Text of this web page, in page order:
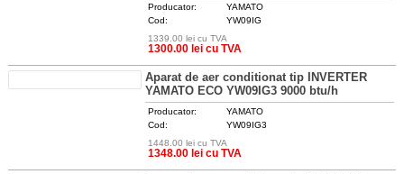
Producator:
YAMATO
Cod:
YW09IG
1339.00 lei cu TVA
1300.00 lei cu TVA
Aparat de aer conditionat tip INVERTER
YAMATO ECO YW09IG3 9000 btu/h
Producator:
YAMATO
Cod:
YW09IG3
1448.00 lei cu TVA
1348.00 lei cu TVA